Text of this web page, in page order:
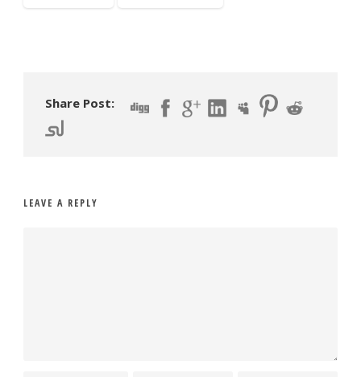
Share Post:
LEAVE A REPLY